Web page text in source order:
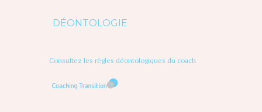
DÉONTOLOGIE
Consultez les règles déontologiques du coach